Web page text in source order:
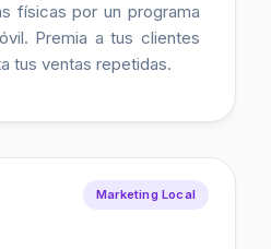
físicas por un programa
Premia a tus clientes
tus ventas repetidas.
Marketing Local